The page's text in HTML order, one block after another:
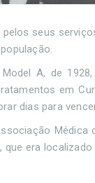
seus
A, de
em
dias para
era